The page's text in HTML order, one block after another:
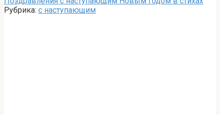
Рубрика: с наступающим